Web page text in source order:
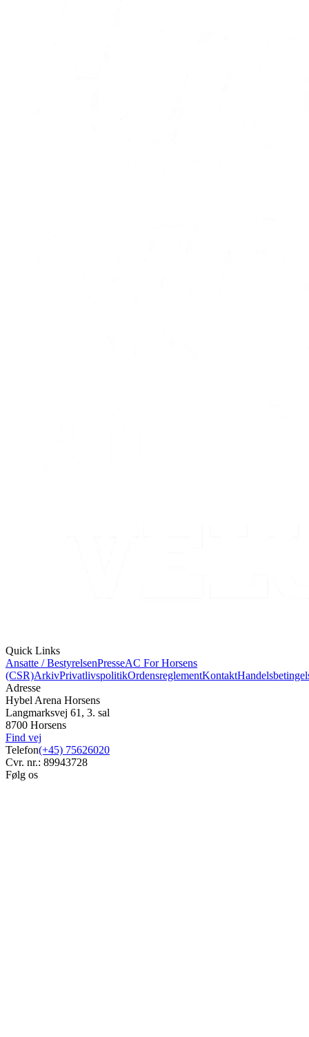
Quick Links
Ansatte / BestyrelsenPresseAC For Horsens
(CSR)ArkivPrivatlivspolitikOrdensreglementKontakt
Adresse
Hybel Arena Horsens
Langmarksvej 61, 3. sal
8700 Horsens
Find vej
Telefon(+45) 75626020
Cvr. nr.: 89943728
Følg os